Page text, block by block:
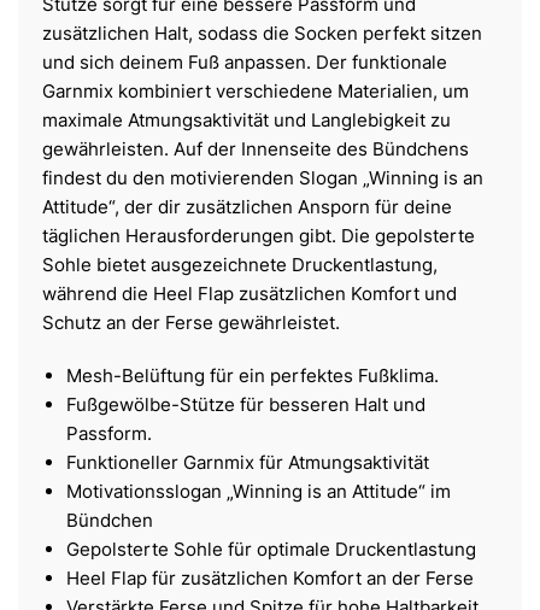
zusätzlichen Halt, sodass die Socken perfekt sitzen
und sich deinem Fuß anpassen. Der funktionale
Garnmix kombiniert verschiedene Materialien, um
maximale Atmungsaktivität und Langlebigkeit zu
gewährleisten. Auf der Innenseite des Bündchens
findest du den motivierenden Slogan „Winning is an
Attitude“, der dir zusätzlichen Ansporn für deine
täglichen Herausforderungen gibt. Die gepolsterte
Sohle bietet ausgezeichnete Druckentlastung,
während die Heel Flap zusätzlichen Komfort und
Schutz an der Ferse gewährleistet.
Mesh-Belüftung für ein perfektes Fußklima.
Fußgewölbe-Stütze für besseren Halt und
Passform.
Funktioneller Garnmix für Atmungsaktivität
Motivationsslogan „Winning is an Attitude“ im
Bündchen
Gepolsterte Sohle für optimale Druckentlastung
Heel Flap für zusätzlichen Komfort an der Ferse